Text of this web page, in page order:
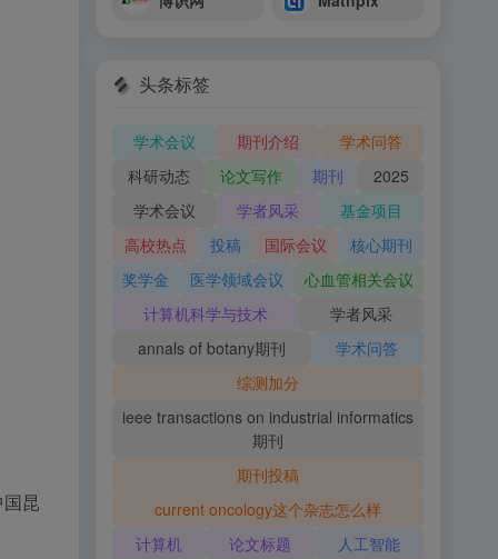
昆
头条标签
学术会议 期刊介绍
学术问答
科研动态
论文写作 期刊
2025
学术会议
学者风采
基金项目
高校热点
投稿 国际会议
核心期刊
奖学金
医学领域会议
心血管相关会议
计算机科学与技术
学者风采
annals of botany期刊
学术问答
综测加分
ieee transactions on industrial informatics
期刊
期刊投稿
current oncology这个杂志怎么样
计算机
论文标题
人工智能